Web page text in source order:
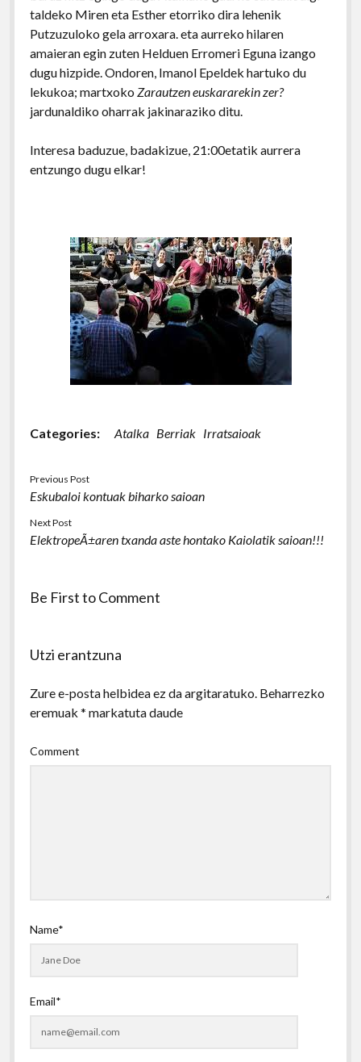
taldeko Miren eta Esther etorriko dira lehenik
Putzuzuloko gela arroxara. eta aurreko hilaren
amaieran egin zuten Helduen Erromeri Eguna izango
dugu hizpide. Ondoren, Imanol Epeldek hartuko du
lekukoa; martxoko Zarautzen euskararekin zer?
jardunaldiko oharrak jakinaraziko ditu.
Interesa baduzue, badakizue, 21:00etatik aurrera
entzungo dugu elkar!
Categories: Atalka Berriak Irratsaioak
Previous Post
Eskubaloi kontuak biharko saioan
Next Post
ElektropeÃ±aren txanda aste hontako Kaiolatik saioan!!!
Be First to Comment
Utzi erantzuna
Zure e-posta helbidea ez da argitaratuko. Beharrezko
eremuak * markatuta daude
Comment
Name*
Email*